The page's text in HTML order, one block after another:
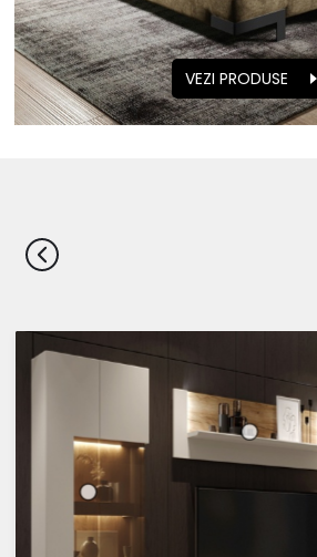
VEZI PRODUSE